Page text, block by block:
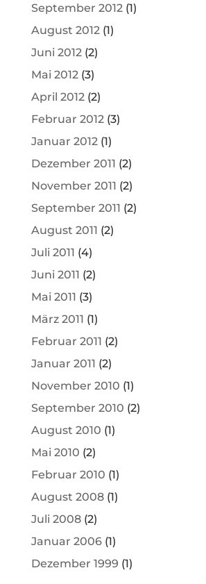
September 2012(1)
August 2012(1)
Juni 2012(2)
Mai 2012(3)
April 2012(2)
Februar 2012(3)
Januar 2012(1)
Dezember 2011 (2)
November 2011 (2)
September 2011 (2)
August 2011 (2)
Juli 2011 (4)
Juni 2011 (2)
Mai 2011 (3)
März 2011 (1)
Februar 2011 (2)
Januar 2011 (2)
November 2010 (1)
September 2010 (2)
August 2010 (1)
Mai 2010 (2)
Februar 2010 (1)
August 2008(1)
Juli 2008(2)
Januar 2006(1)
Dezember 1999 (1)